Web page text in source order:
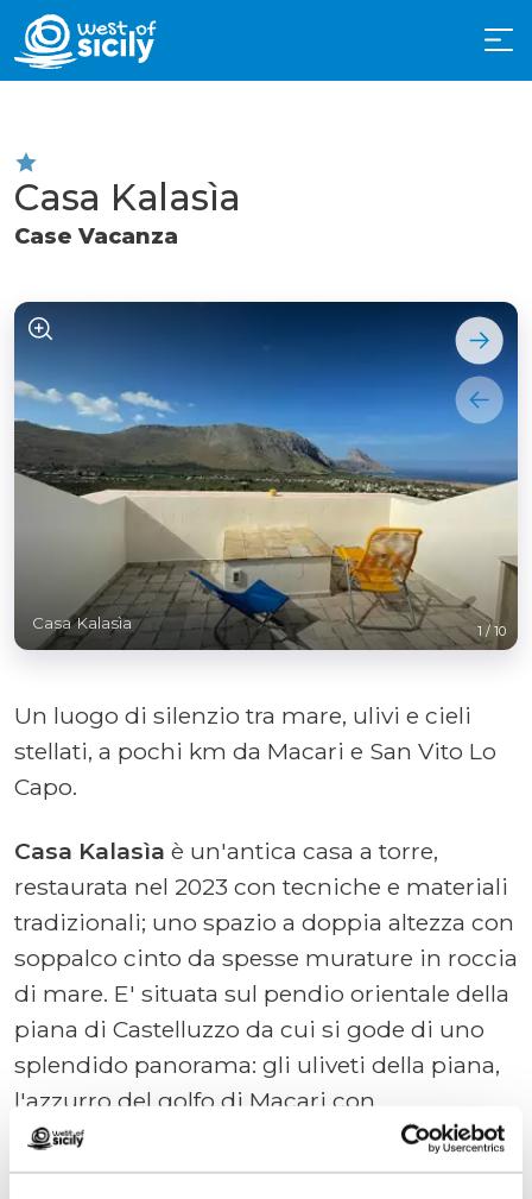
Casa Kalasìa
Case Vacanza
Casa Kalasìa 1 / 10
Un luogo di silenzio tra mare, ulivi e cieli
stellati, a pochi km da Macari e San Vito Lo
Capo.
Casa Kalasìa è un'antica casa a torre,
restaurata nel 2023 con tecniche e materiali
tradizionali; uno spazio a doppia altezza con
soppalco cinto da spesse murature in roccia
di mare. E' situata sul pendio orientale della
piana di Castelluzzo da cui si gode di uno
splendido panorama: gli uliveti della piana,
l'azzurro del golfo di Macari con
l'imponente Monte Cofano e i meravigliosi
tramonti estivi. La casa ha una superficie